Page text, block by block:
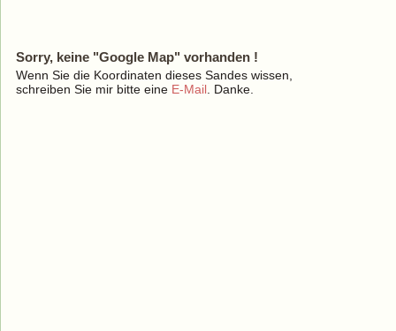
Sorry, keine "Google Map" vorhanden !
Wenn Sie die Koordinaten dieses Sandes wissen,
schreiben Sie mir bitte eine E-Mail . Danke.